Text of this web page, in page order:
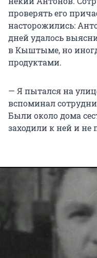
проверять его
насторожились:
дней удалось
в Кыштыме, но
продуктами.
— Я пытался на
вспоминал
Были около дома
заходили к ней и не